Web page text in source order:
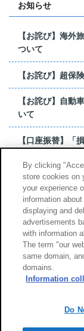
お知らせ
【お詫び】海外
ついて
【お詫び】超保
【お詫び】自動
いて
【口座振替】「
【お詫び】超保
サイ
By clicking
store cookies on
your experience
information
displaying and
advertisements
with information
The term "our
same domain,
domains.
Information
Do